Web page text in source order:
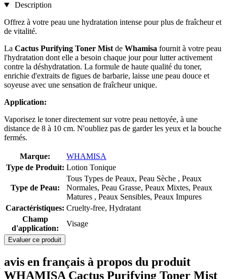
Description
Offrez à votre peau une hydratation intense pour plus de fraîcheur et
de vitalité.
La Cactus Purifying Toner Mist de Whamisa fournit à votre peau
l'hydratation dont elle a besoin chaque jour pour lutter activement
contre la déshydratation. La formule de haute qualité du toner,
enrichie d'extraits de figues de barbarie, laisse une peau douce et
soyeuse avec une sensation de fraîcheur unique.
Application:
Vaporisez le toner directement sur votre peau nettoyée, à une
distance de 8 à 10 cm. N'oubliez pas de garder les yeux et la bouche
fermés.
Marque:
WHAMISA
Type de Produit: Lotion Tonique
Type de Peau:
Tous Types de Peaux, Peau Sèche , Peaux
Normales, Peau Grasse, Peaux Mixtes, Peaux
Matures , Peaux Sensibles, Peaux Impures
Caractéristiques: Cruelty-free, Hydratant
Champ
d'application:
Visage
Evaluer ce produit
avis en français à propos du produit
WHAMISA Cactus Purifying Toner Mist